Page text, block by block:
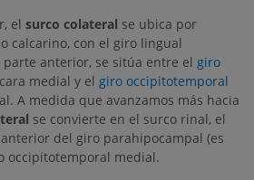
el surco colateral se ubica por
calcarino, con el giro lingual
parte anterior, se sitúa entre el giro
medial y el giro occipitotemporal
A medida que avanzamos más hacia
se convierte en el surco rinal, el
del giro parahipocampal (es
occipitotemporal medial.